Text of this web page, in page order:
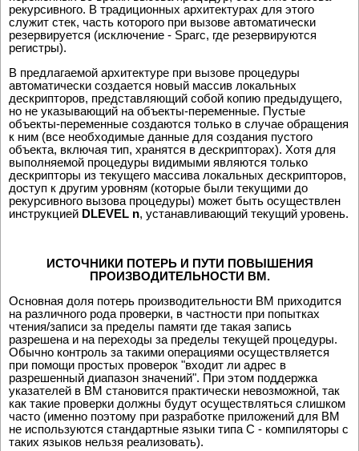
рекурсивного. В традиционных архитектурах для этого
служит стек, часть которого при вызове автоматически
резервируется (исключение - Sparc, где резервируются
регистры).
В предлагаемой архитектуре при вызове процедуры
автоматически создается новый массив локальных
дескрипторов, представляющий собой копию предыдущего,
но не указывающий на объекты-переменные. Пустые
объекты-переменные создаются только в случае обращения
к ним (все необходимые данные для создания пустого
объекта, включая тип, хранятся в дескрипторах). Хотя для
выполняемой процедуры видимыми являются только
дескрипторы из текущего массива локальных дескрипторов,
доступ к другим уровням (которые были текущими до
рекурсивного вызова процедуры) может быть осуществлен
инструкцией DLEVEL n, устанавливающий текущий уровень.
ИСТОЧНИКИ ПОТЕРЬ И ПУТИ ПОВЫШЕНИЯ
ПРОИЗВОДИТЕЛЬНОСТИ ВМ.
Основная доля потерь производительности ВМ приходится
на различного рода проверки, в частности при попытках
чтения/записи за пределы памяти где такая запись
разрешена и на переходы за пределы текущей процедуры.
Обычно контроль за такими операциями осуществляется
при помощи простых проверок "входит ли адрес в
разрешенный диапазон значений". При этом поддержка
указателей в ВМ становится практически невозможной, так
как такие проверки должны будут осуществляться слишком
часто (именно поэтому при разработке приложений для ВМ
не используются стандартные языки типа С - компиляторы с
таких языков нельзя реализовать).